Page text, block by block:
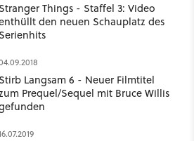
Stranger Things - Staffel 3: Video
den neuen Schauplatz des
Serienhits
Stirb Langsam 6 - Neuer Filmtitel
Prequel/Sequel mit Bruce Willis